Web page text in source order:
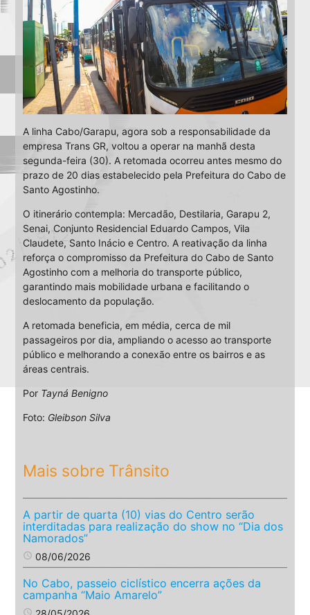
A linha Cabo/Garapu, agora sob a responsabilidade da
empresa Trans GR, voltou a operar na manhã desta
segunda-feira (30). A retomada ocorreu antes mesmo do
prazo de 20 dias estabelecido pela Prefeitura do Cabo de
Santo Agostinho.
O itinerário contempla: Mercadão, Destilaria, Garapu 2,
Senai, Conjunto Residencial Eduardo Campos, Vila
Claudete, Santo Inácio e Centro. A reativação da linha
reforça o compromisso da Prefeitura do Cabo de Santo
Agostinho com a melhoria do transporte público,
garantindo mais mobilidade urbana e facilitando o
deslocamento da população.
A retomada beneficia, em média, cerca de mil
passageiros por dia, ampliando o acesso ao transporte
público e melhorando a conexão entre os bairros e as
áreas centrais.
Por Tayná Benigno
Foto: Gleibson Silva
Mais sobre Trânsito
A partir de quarta (10) vias do Centro serão
interditadas para realização do show no “Dia dos
Namorados”
access_time 08/06/2026
No Cabo, passeio ciclístico encerra ações da
campanha “Maio Amarelo”
access_time